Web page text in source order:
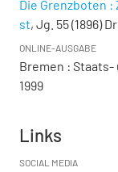
Die Grenzboten
st, Jg. 55 (1896)
ONLINE-AUSGABE
Bremen :
1999
Links
SOCIAL MEDIA